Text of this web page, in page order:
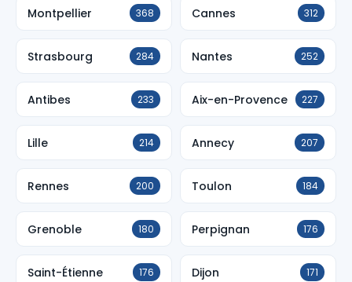
Montpellier 368 Cannes 312
Strasbourg 284 Nantes 252
Antibes 233 Aix-en-Provence 227
Lille 214 Annecy 207
Rennes 200 Toulon 184
Grenoble 180 Perpignan 176
Saint-Étienne 176 Dijon 171